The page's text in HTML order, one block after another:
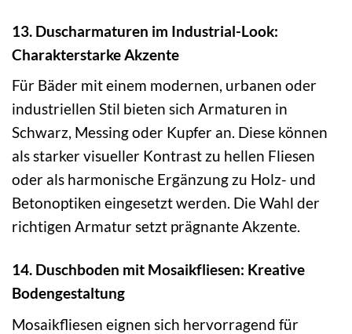
13. Duscharmaturen im Industrial-Look:
Charakterstarke Akzente
Für Bäder mit einem modernen, urbanen oder
industriellen Stil bieten sich Armaturen in
Schwarz, Messing oder Kupfer an. Diese können
als starker visueller Kontrast zu hellen Fliesen
oder als harmonische Ergänzung zu Holz- und
Betonoptiken eingesetzt werden. Die Wahl der
richtigen Armatur setzt prägnante Akzente.
14. Duschboden mit Mosaikfliesen: Kreative
Bodengestaltung
Mosaikfliesen eignen sich hervorragend für